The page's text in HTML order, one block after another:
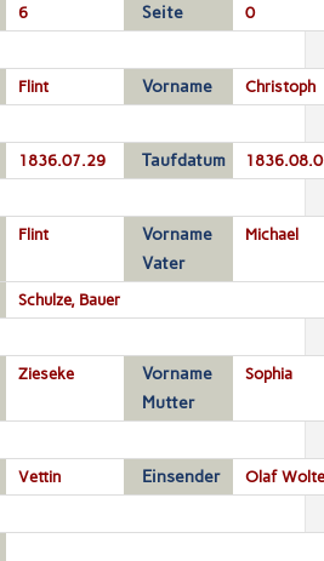
6 Seite 0
Flint Vorname Christoph
1836.07.29 Taufdatum
Flint
Vorname
Vater
Michael
Schulze, Bauer
Zieseke
Vorname
Mutter
Sophia
Vettin Einsender Olaf